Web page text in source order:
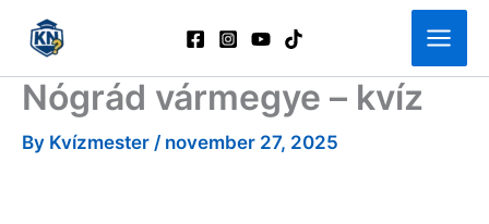
content
Nógrád vármegye – kvíz
By Kvízmester / november 27, 2025